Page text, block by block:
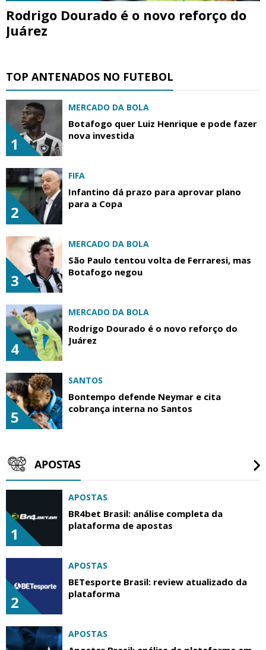
Rodrigo Dourado é o novo reforço do
Juárez
TOP ANTENADOS NO FUTEBOL
1
MERCADO DA BOLA
Botafogo quer Luiz Henrique e pode fazer
nova investida
2
FIFA
Infantino dá prazo para aprovar plano
para a Copa
3
MERCADO DA BOLA
São Paulo tentou volta de Ferraresi, mas
Botafogo negou
4
MERCADO DA BOLA
Rodrigo Dourado é o novo reforço do
Juárez
5
SANTOS
Bontempo defende Neymar e cita
cobrança interna no Santos
APOSTAS
1
APOSTAS
BR4bet Brasil: análise completa da
plataforma de apostas
2
APOSTAS
BETesporte Brasil: review atualizado da
plataforma
APOSTAS